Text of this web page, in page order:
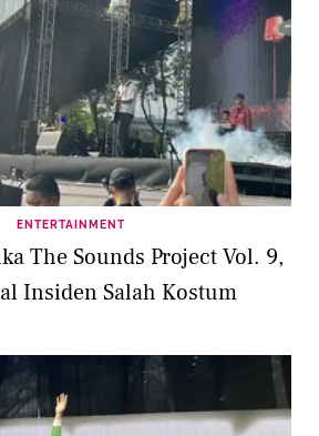
ENTERTAINMENT
The Sounds Project Vol. 9,
Insiden Salah Kostum